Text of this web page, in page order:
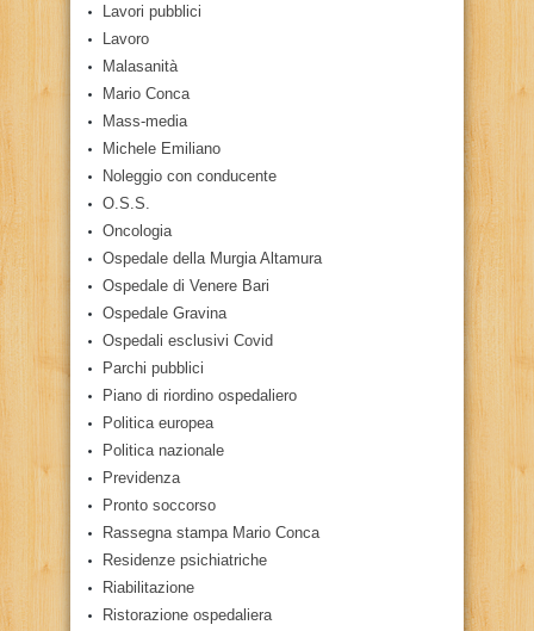
Lavori pubblici
Lavoro
Malasanità
Mario Conca
Mass-media
Michele Emiliano
Noleggio con conducente
O.S.S.
Oncologia
Ospedale della Murgia Altamura
Ospedale di Venere Bari
Ospedale Gravina
Ospedali esclusivi Covid
Parchi pubblici
Piano di riordino ospedaliero
Politica europea
Politica nazionale
Previdenza
Pronto soccorso
Rassegna stampa Mario Conca
Residenze psichiatriche
Riabilitazione
Ristorazione ospedaliera